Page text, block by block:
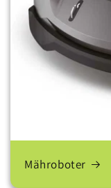
Mähroboter